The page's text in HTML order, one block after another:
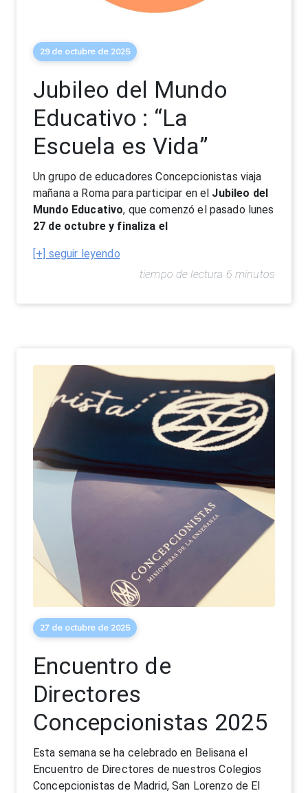
29 de octubre de 2025
Jubileo del Mundo
Educativo : “La
Escuela es Vida”
Un grupo de educadores Concepcionistas viaja
mañana a Roma para participar en el Jubileo del
Mundo Educativo, que comenzó el pasado lunes
27 de octubre y finaliza el
[+] seguir leyendo
tiempo de lectura 6 minutos
27 de octubre de 2025
Encuentro de
Directores
Concepcionistas 2025
Esta semana se ha celebrado en Belisana el
Encuentro de Directores de nuestros Colegios
Concepcionistas de Madrid, San Lorenzo de El